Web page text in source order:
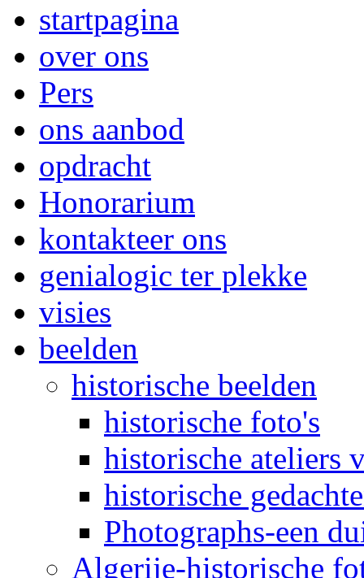
startpagina
over ons
Pers
ons aanbod
opdracht
Honorarium
kontakteer ons
genialogic ter plekke
visies
beelden
historische beelden
historische foto's
historische ateliers
historische
Photographs-een
Algerije-historische